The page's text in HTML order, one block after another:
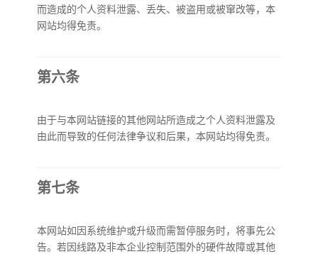
而造成的个人资料泄露、丢失、被盗用或被窜改等，本
网站均得免责。
第六条
由于与本网站链接的其他网站所造成之个人资料泄露及
由此而导致的任何法律争议和后果，本网站均得免责。
第七条
本网站如因系统维护或升级而需暂停服务时，将事先公
告。若因线路及非本企业控制范围外的硬件故障或其他